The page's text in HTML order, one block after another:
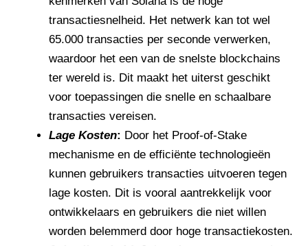
transactiesnelheid. Het netwerk kan tot wel
65.000 transacties per seconde verwerken,
waardoor het een van de snelste blockchains
ter wereld is. Dit maakt het uiterst geschikt
voor toepassingen die snelle en schaalbare
transacties vereisen.
Lage Kosten: Door het Proof-of-Stake
mechanisme en de efficiënte technologieën
kunnen gebruikers transacties uitvoeren tegen
lage kosten. Dit is vooral aantrekkelijk voor
ontwikkelaars en gebruikers die niet willen
worden belemmerd door hoge transactiekosten.